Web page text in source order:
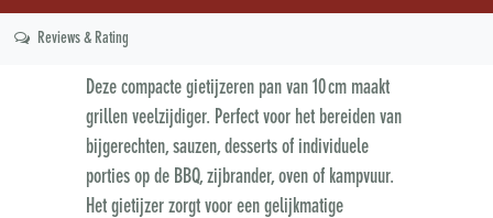
Reviews & Rating
Deze compacte gietijzeren pan van 10 cm maakt
grillen veelzijdiger. Perfect voor het bereiden van
bijgerechten, sauzen, desserts of individuele
porties op de BBQ, zijbrander, oven of kampvuur.
Het gietijzer zorgt voor een gelijkmatige